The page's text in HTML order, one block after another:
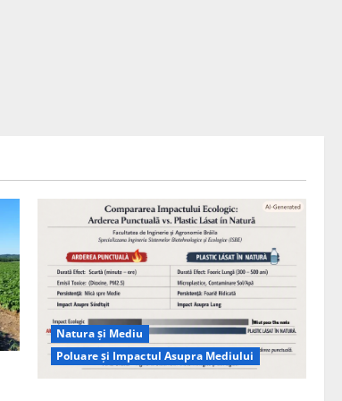
Natura și Mediu
Poluare și Impactul Asupra Mediului